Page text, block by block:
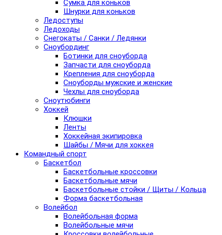
Сумка для коньков
Шнурки для коньков
Ледоступы
Ледоходы
Снегокаты / Санки / Ледянки
Сноубординг
Ботинки для сноуборда
Запчасти для сноуборда
Крепления для сноуборда
Сноуборды мужские и женские
Чехлы для сноуборда
Сноутюбинги
Хоккей
Клюшки
Ленты
Хоккейная экипировка
Шайбы / Мячи для хоккея
Командный спорт
Баскетбол
Баскетбольные кроссовки
Баскетбольные мячи
Баскетбольные стойки / Щиты / Кольца
Форма баскетбольная
Волейбол
Волейбольная форма
Волейбольные мячи